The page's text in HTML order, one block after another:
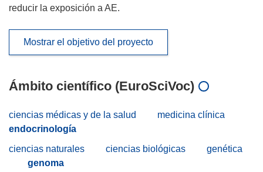
reducir la exposición a AE.
Mostrar el objetivo del proyecto
Ámbito científico (EuroSciVoc)
ciencias médicas y de la salud
medicina clínica
endocrinología
ciencias naturales
ciencias biológicas
genética
genoma